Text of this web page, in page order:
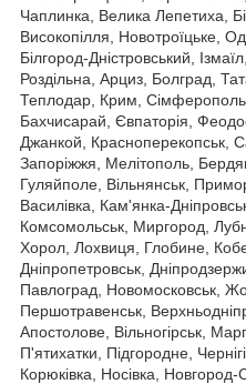
Чаплинка, Велика Лепетиха,
Високопілля, Новотроїцьке,
Білгород-Дністровський,
Роздільна, Арциз, Болград,
Теплодар, Крим,
Бахчисарай, Євпаторія,
Джанкой, Красноперекопськ,
Запоріжжя, Мелітополь,
Гуляйполе, Вільнянськ,
Василівка, Кам'янка-
Комсомольськ, Миргород,
Хорол, Лохвиця, Глобине,
Дніпропетровськ,
Павлоград, Новомосковськ,
Першотравенськ,
Апостолове, Вільногірськ,
П'ятихатки, Підгородне,
Корюківка, Носівка, Новгород-